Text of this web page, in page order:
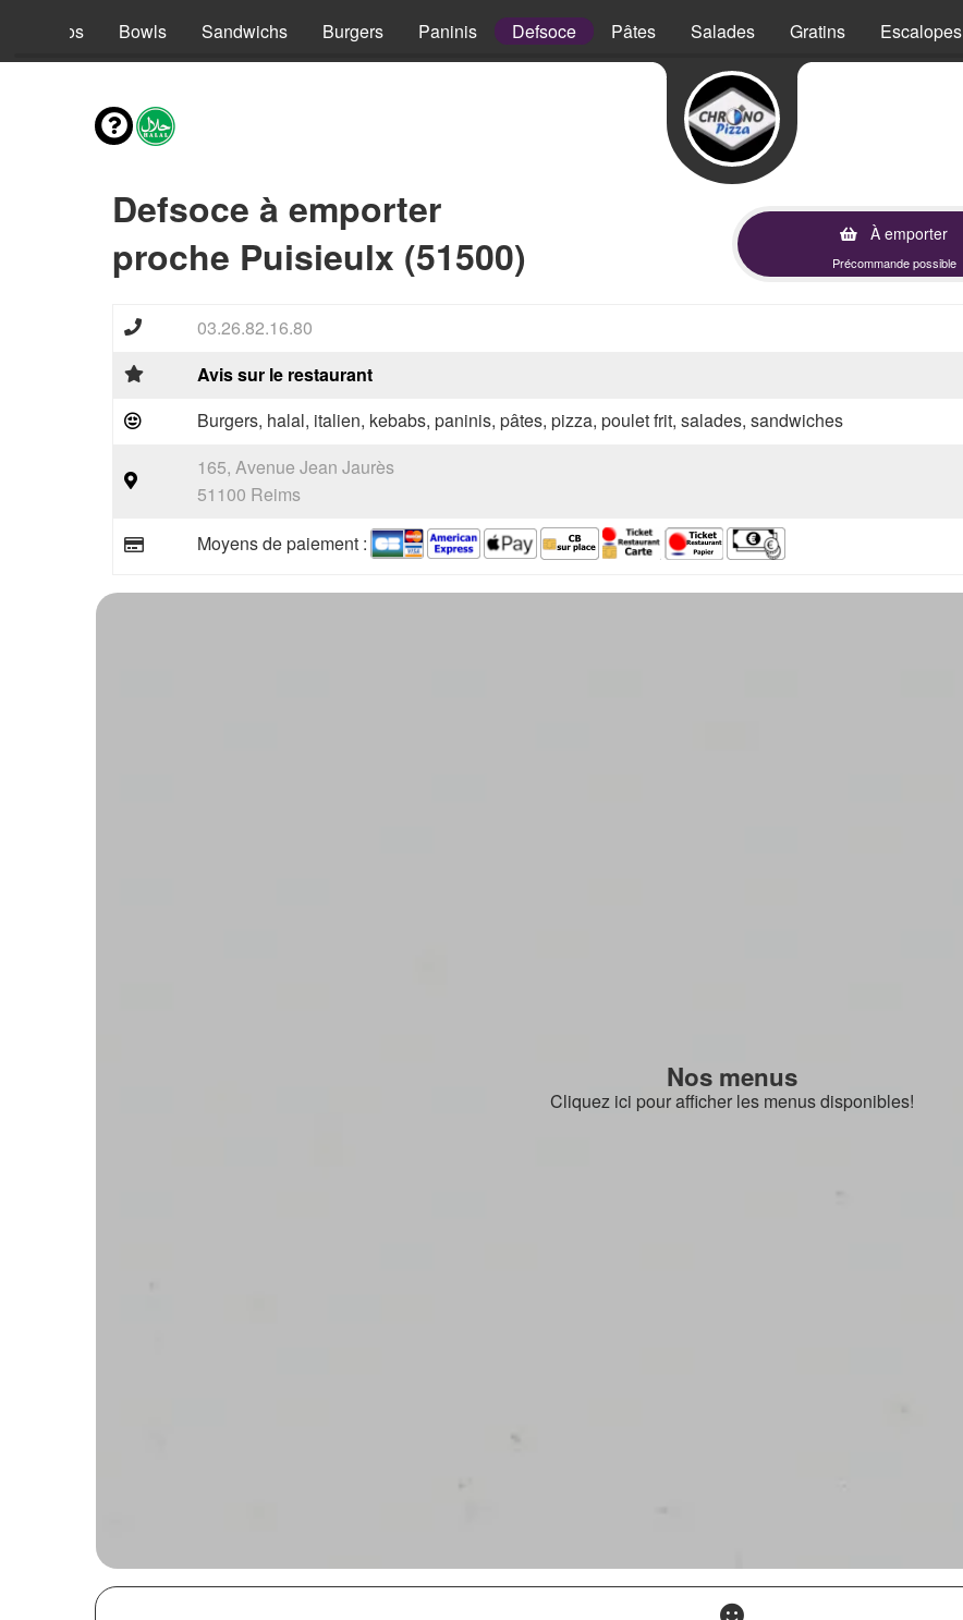
Tacos Bowls Sandwichs Burgers Paninis Defsoce Pâtes Salades Gratins Escalopes
Defsoce à emporter
proche Puisieulx (51500)
À emporter
Précommande possible
03.26.82.16.80
Avis sur le restaurant
Burgers, halal, italien, kebabs, paninis, pâtes, pizza, poulet frit, salades, sandwiches
165, Avenue Jean Jaurès
51100 Reims
Moyens de paiement :
Nos menus
Cliquez ici pour afficher les menus disponibles!